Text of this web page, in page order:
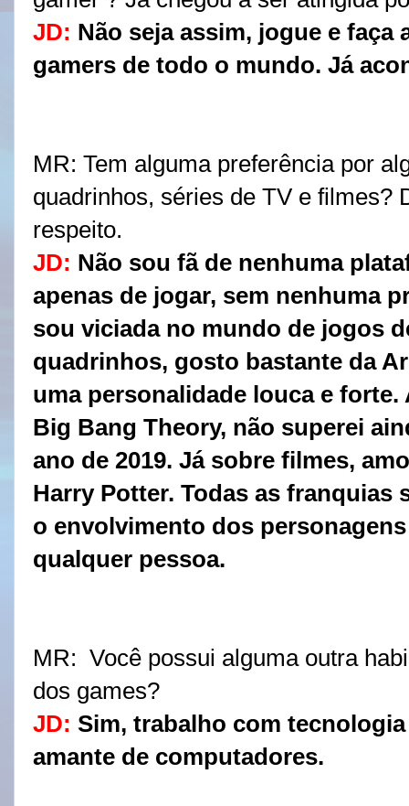
JD: Não seja assim, jogue e faça
gamers de todo o mundo. Já
MR: Tem alguma preferência por
quadrinhos, séries de TV e filmes?
respeito.
JD: Não sou fã de nenhuma
apenas de jogar, sem nenhuma
sou viciada no mundo de jogos
quadrinhos, gosto bastante da
uma personalidade louca e
Big Bang Theory, não superei
ano de 2019. Já sobre filmes,
Harry Potter. Todas as franquias
o envolvimento dos
qualquer pessoa.
MR: Você possui alguma outra
dos games?
JD: Sim, trabalho com
amante de computadores.